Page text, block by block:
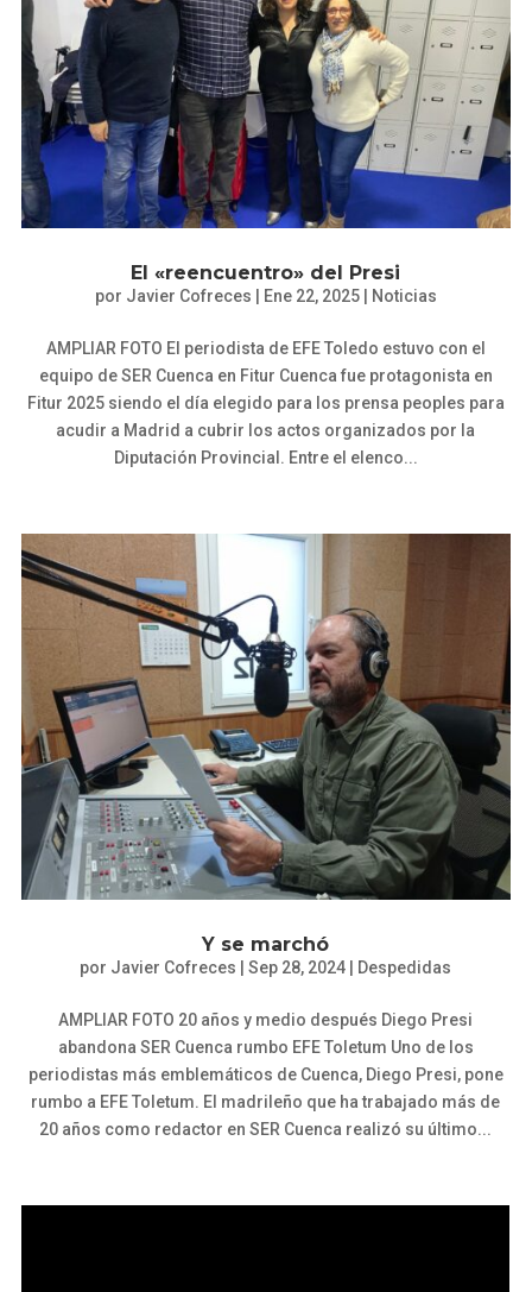
El «reencuentro» del Presi
por Javier Cofreces Ene 22, 2025| Noticias
AMPLIAR FOTO El periodista de EFE Toledo estuvo con el
equipo de SER Cuenca en Fitur Cuenca fue protagonista en
Fitur 2025 siendo el día elegido para los prensa peoples para
acudir a Madrid a cubrir los actos organizados por la
Diputación Provincial. Entre el elenco...
Y se marchó
por Javier Cofreces |Sep 28, 2024 Despedidas
AMPLIAR FOTO 20 años y medio después Diego Presi
abandona SER Cuenca rumbo EFE Toletum Uno de los
periodistas más emblemáticos de Cuenca, Diego Presi, pone
rumbo a EFE Toletum. El madrileño que ha trabajado más de
20 años como redactor en SER Cuenca realizó su último...